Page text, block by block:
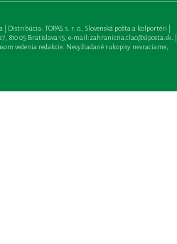
Distribúcia: TOPAS, s. r. o., Slovenská pošta a kolportéri |
810 05 Bratislava 15, e-mail:zahranicna.tlac@slposta.sk. |
vedenia redakcie. Nevyžiadané rukopisy nevraciame,